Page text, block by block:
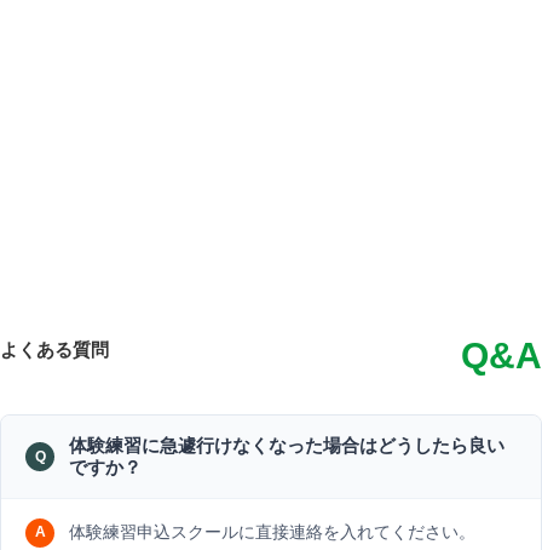
よくある質問 Q&A
体験練習に急遽行けなくなった場合はどうしたら良い
ですか？
体験練習申込スクールに直接連絡を入れてください。